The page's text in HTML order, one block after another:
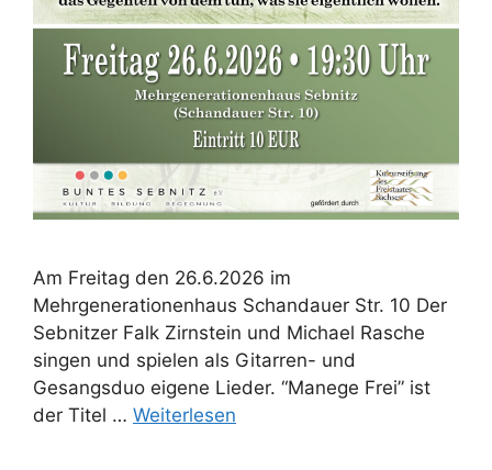
Am Freitag den 26.6.2026 im
Mehrgenerationenhaus Schandauer Str. 10 Der
Sebnitzer Falk Zirnstein und Michael Rasche
singen und spielen als Gitarren- und
Gesangsduo eigene Lieder. “Manege Frei” ist
der Titel … Weiterlesen